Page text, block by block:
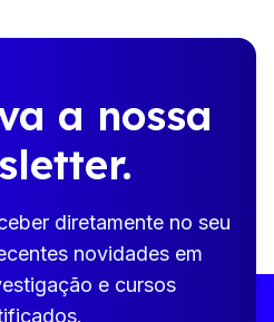
a nossa
diretamente no seu
novidades em
e cursos